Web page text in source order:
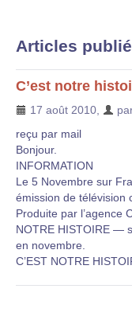
Articles
C’est notre
17 août 2010
reçu par mail
Bonjour.
INFORMATION
Le 5 Novembre sur
émission de télévision
Produite par l’agence
NOTRE HISTOIRE —
en novembre.
C’EST NOTRE